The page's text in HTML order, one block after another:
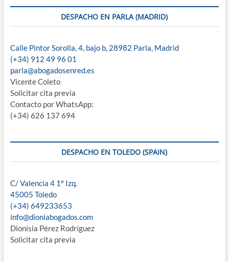
DESPACHO EN PARLA (MADRID)
Calle Pintor Sorolla, 4, bajo b, 28982 Parla, Madrid
(+34) 912 49 96 01
parla@abogadosenred.es
Vicente Coleto
Solicitar cita previa
Contacto por WhatsApp:
(+34) 626 137 694
DESPACHO EN TOLEDO (SPAIN)
C/ Valencia 4 1º Izq.
45005 Toledo
(+34) 649233653
info@dioniabogados.com
Dionisia Pérez Rodríguez
Solicitar cita previa